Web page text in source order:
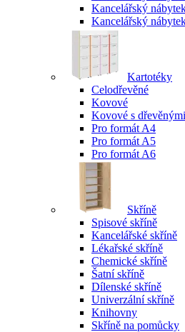
Kancelářský
Kancelářský
Kartotéky
Celodřevěné
Kovové
Kovové s
Pro formát A4
Pro formát A5
Pro formát A6
Skříně
Spisové skříně
Kancelářské skříně
Lékařské skříně
Chemické skříně
Šatní skříně
Dílenské skříně
Univerzální skříně
Knihovny
Skříně na pomůcky